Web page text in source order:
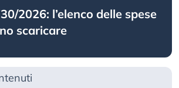
2026: l’elenco delle spese
scaricare